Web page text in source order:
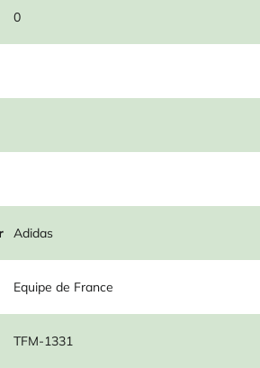
0
Adidas
Equipe de France
TFM-1331